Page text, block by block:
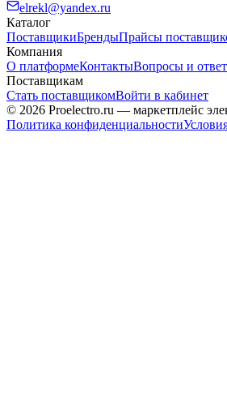
elrekl@yandex.ru
Каталог
ПоставщикиБрендыПрайсы
Компания
О платформеКонтактыВопросы и
Поставщикам
Стать поставщикомВойти в кабинет
© 2026 Proelectro.ru — маркетплейс
Политика конфиденциальности